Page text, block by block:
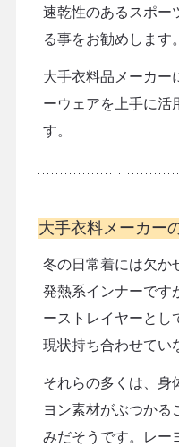
速乾性のあるスポー
る事をお勧めします。
大手衣料品メーカー
ーウェアを上手に活
す。
大手衣料メーカー
冬の日常着には欠か
発熱系インナーです
ーストレイヤーとし
現状持ち合わせてい
それらの多くは、身
ヨン素材がぶつかる
みだそうです。レー